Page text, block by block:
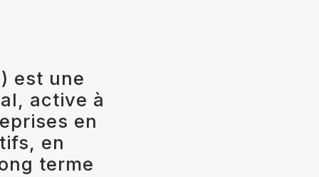
est une
active à
en
en
terme